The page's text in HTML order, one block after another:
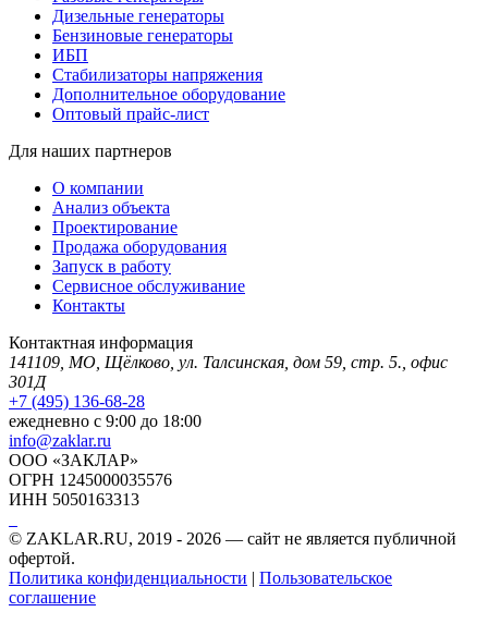
Дизельные генераторы
Бензиновые генераторы
ИБП
Стабилизаторы напряжения
Дополнительное оборудование
Оптовый прайс-лист
Для наших партнеров
О компании
Анализ объекта
Проектирование
Продажа оборудования
Запуск в работу
Сервисное обслуживание
Контакты
Контактная информация
141109, МО, Щёлково, ул. Талсинская, дом 59, стр. 5., офис
301Д
+7 (495) 136-68-28
ежедневно с 9:00 до 18:00
info@zaklar.ru
ООО «ЗАКЛАР»
ОГРН 1245000035576
ИНН 5050163313
© ZAKLAR.RU, 2019 - 2026 — cайт не является публичной
офертой.
Политика конфиденциальности | Пользовательское
соглашение